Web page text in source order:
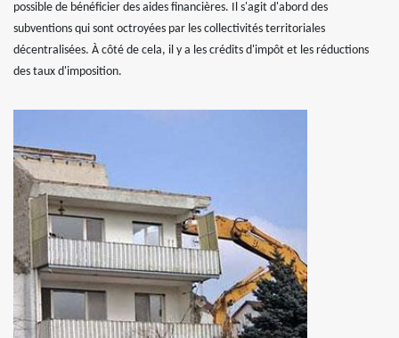
possible de bénéficier des aides financières. Il s'agit d'abord des
subventions qui sont octroyées par les collectivités territoriales
décentralisées. À côté de cela, il y a les crédits d'impôt et les réductions
des taux d'imposition.